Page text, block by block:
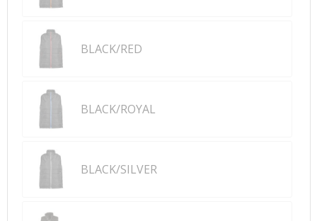
BLACK/RED
BLACK/ROYAL
BLACK/SILVER